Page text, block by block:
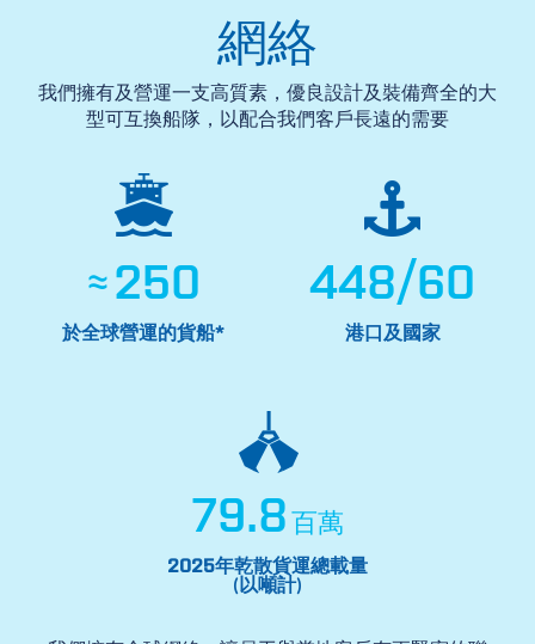
網絡
我們擁有及營運一支高質素，優良設計及裝備齊全的大
型可互換船隊，以配合我們客戶長遠的需要
≈250
於全球營運的貨船*
448/60
港口及國家
79.8 百萬
2025年乾散貨運總載量
( 以噸計)